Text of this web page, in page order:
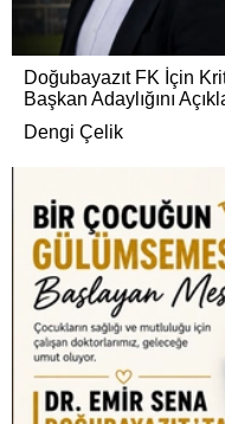
Doğubayazıt FK İçin
Başkan Adaylığını
Dengi Çelik